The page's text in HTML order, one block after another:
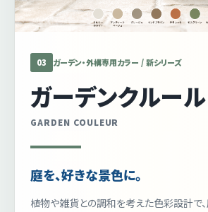
03 ガーデン・外構専用カラー / 新シリーズ
ガーデンクルール
GARDEN COULEUR
庭を、好きな景色に。
植物や雑貨との調和を考えた色彩設計で